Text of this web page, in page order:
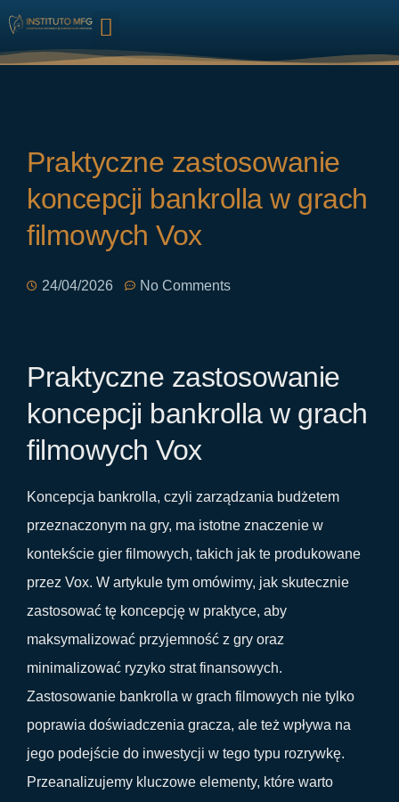
Praktyczne zastosowanie
koncepcji bankrolla w grach
filmowych Vox
24/04/2026 No Comments
Praktyczne zastosowanie
koncepcji bankrolla w grach
filmowych Vox
Koncepcja bankrolla, czyli zarządzania budżetem
przeznaczonym na gry, ma istotne znaczenie w
kontekście gier filmowych, takich jak te produkowane
przez Vox. W artykule tym omówimy, jak skutecznie
zastosować tę koncepcję w praktyce, aby
maksymalizować przyjemność z gry oraz
minimalizować ryzyko strat finansowych.
Zastosowanie bankrolla w grach filmowych nie tylko
poprawia doświadczenia gracza, ale też wpływa na
jego podejście do inwestycji w tego typu rozrywkę.
Przeanalizujemy kluczowe elementy, które warto